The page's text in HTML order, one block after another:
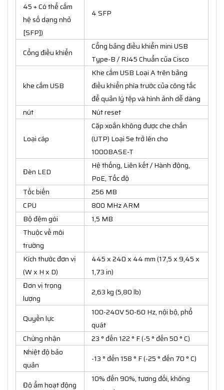
45 + Có thể cắm
hệ số dạng nhỏ
[SFP])
4 SFP
Cổng điều khiển
Cổng bảng điều khiển mini USB
Type-B / RJ45 Chuẩn của Cisco
khe cắm USB
Khe cắm USB Loại A trên bảng
điều khiển phía trước của công tắc
để quản lý tệp và hình ảnh dễ dàng
nút
Nút reset
Loại cáp
Cặp xoắn không được che chắn
(UTP) Loại 5e trở lên cho
1000BASE-T
Đèn LED
Hệ thống, Liên kết / Hành động,
PoE, Tốc độ
Tốc biến
256 MB
CPU
800 MHz ARM
Bộ đệm gói
1,5 MB
Thuộc về môi
trường
Kích thước đơn vị
(W x H x D)
445 x 240 x 44 mm (17,5 x 9,45 x
1,73 in)
Đơn vị trọng
lượng
2,63 kg (5,80 lb)
Quyền lực
100-240V 50-60 Hz, nội bộ, phổ
quát
Chứng nhận
23 ° đến 122 ° F (-5 ° đến 50 ° C)
Nhiệt độ bảo
quản
-13 ° đến 158 ° F (-25 ° đến 70 ° C)
Độ ẩm hoạt động
10% đến 90%, tương đối, không